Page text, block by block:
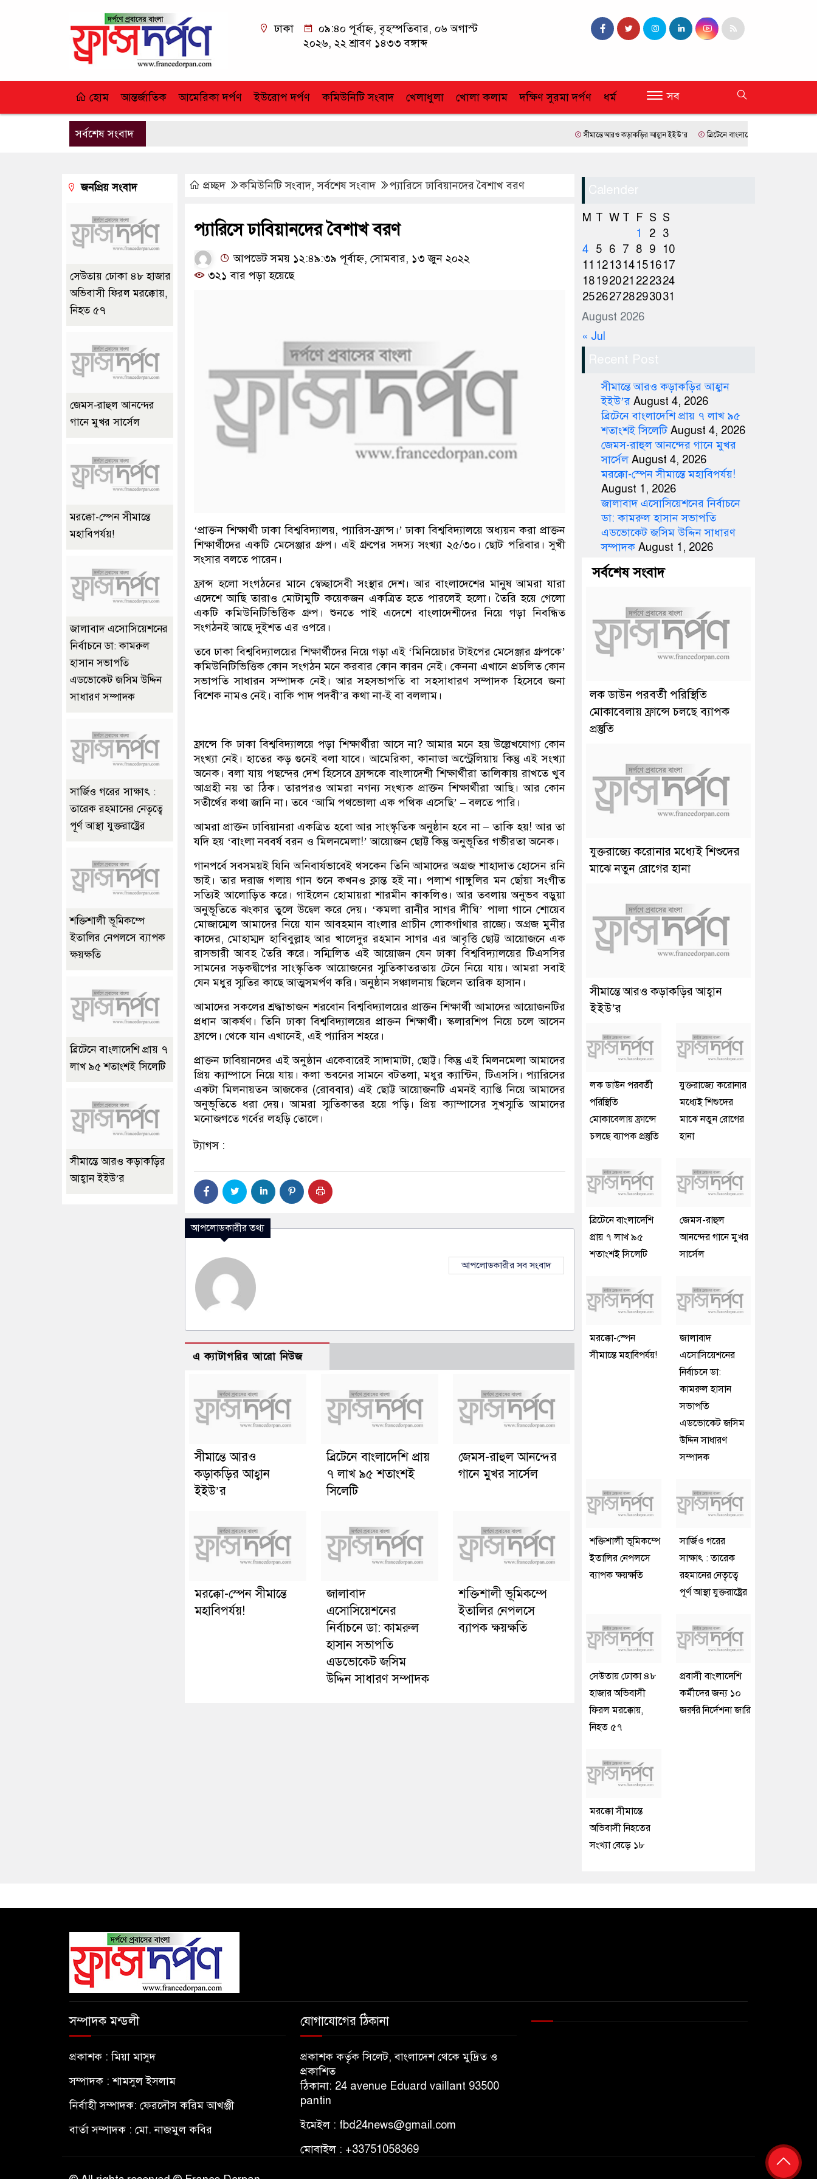
ঢাকা
০৯:৪০ পূর্বাহ্ন, বৃহস্পতিবার, ০৬ অগাস্ট
২০২৬, ২২ শ্রাবণ ১৪৩৩ বঙ্গাব্দ
হোম আন্তর্জাতিক আমেরিকা দর্পণ ইউরোপ দর্পণ কমিউনিটি সংবাদ খেলাধুলা খোলা কলাম দক্ষিণ সুরমা দর্পণ ধর্ম সব
সর্বশেষ সংবাদ সীমান্তে আরও কড়াকড়ির আহ্বান ইইউ’র ব্রিটেনে বাংলাদেশি প্রায় ৭ লাখ ৯৫ শতাংশই
প্রচ্ছদ কমিউনিটি সংবাদ,সর্বশেষ সংবাদ প্যারিসে ঢাবিয়ানদের বৈশাখ বরণ
প্যারিসে ঢাবিয়ানদের বৈশাখ বরণ
আপডেট সময় ১২:৪৯:৩৯ পূর্বাহ্ন, সোমবার, ১৩ জুন ২০২২
৩২১ বার পড়া হয়েছে
‘প্রাক্তন শিক্ষার্থী ঢাকা বিশ্ববিদ্যালয়, প্যারিস-ফ্রান্স।’ ঢাকা বিশ্ববিদ্যালয়ে অধ্যয়ন করা প্রাক্তন
শিক্ষার্থীদের একটি মেসেঞ্জার গ্রুপ। এই গ্রুপের সদস্য সংখ্যা ২৫/৩০। ছোট পরিবার। সুখী
সংসার বলতে পারেন।
ফ্রান্স হলো সংগঠনের মানে স্বেচ্ছাসেবী সংস্থার দেশ। আর বাংলাদেশের মানুষ আমরা যারা
এদেশে আছি তারাও মোটামুটি কয়েকজন একত্রিত হতে পারলেই হলো। তৈরি হয়ে গেলো
একটি কমিউনিটিভিত্তিক গ্রুপ। শুনতে পাই এদেশে বাংলাদেশীদের নিয়ে গড়া নিবন্ধিত
সংগঠনই আছে দুইশত এর ওপরে।
তবে ঢাকা বিশ্ববিদ্যালয়ের শিক্ষার্থীদের নিয়ে গড়া এই ‘মিনিয়েচার টাইপের মেসেঞ্জার গ্রুপকে’
কমিউনিটিভিত্তিক কোন সংগঠন মনে করবার কোন কারন নেই। কেননা এখানে প্রচলিত কোন
সভাপতি সাধারন সম্পাদক নেই। আর সহসভাপতি বা সহসাধারণ সম্পাদক হিসেবে জনা
বিশেক নামও নেই। বাকি পাদ পদবী’র কথা না-ই বা বললাম।
ফ্রান্সে কি ঢাকা বিশ্ববিদ্যালয়ে পড়া শিক্ষার্থীরা আসে না? আমার মনে হয় উল্লেখযোগ্য কোন
সংখ্যা নেই। হাতের কড় গুনেই বলা যাবে। আমেরিকা, কানাডা অস্ট্রেলিয়ায় কিন্তু এই সংখ্যা
অনেক। বলা যায় পছন্দের দেশ হিসেবে ফ্রান্সকে বাংলাদেশী শিক্ষার্থীরা তালিকায় রাখতে খুব
আগ্রহী নয় তা ঠিক। তারপরও আমরা নগন্য সংখ্যক প্রাক্তন শিক্ষার্থীরা আছি। আর কোন
সতীর্থের কথা জানি না। তবে ‘আমি পথভোলা এক পথিক এসেছি’ – বলতে পারি।
আমরা প্রাক্তন ঢাবিয়ানরা একত্রিত হবো আর সাংস্কৃতিক অনুষ্ঠান হবে না – তাকি হয়! আর তা
যদি হয় ‘বাংলা নববর্ষ বরন ও মিলনমেলা!’ আয়োজন ছোট্ট কিন্তু অনুভূতির গভীরতা অনেক।
গানপর্বে সবসময়ই যিনি অনিবার্যভাবেই থসকেন তিনি আমাদের অগ্রজ শাহাদাত হোসেন রনি
ভাই। তার দরাজ গলায় গান শুনে কখনও ক্লান্ত হই না। পলাশ গাঙ্গুলির মন ছোঁয়া সংগীত
সত্যিই আলোড়িত করে। গাইলেন হোমায়রা শারমীন কাকলিও। আর তবলায় অনুভব বড়ুয়া
অনুভূতিতে ঝংকার তুলে উদ্বেল করে দেয়। ‘কমলা রানীর সাগর দীঘি’ পালা গানে শোয়েব
মোজাম্মেল আমাদের নিয়ে যান আবহমান বাংলার প্রাচীন লোকগাঁথার রাজ্যে। অগ্রজ মুনীর
কাদের, মোহাম্মদ হাবিবুল্লাহ আর খালেদুর রহমান সাগর এর আবৃত্তি ছোট্ট আয়োজনে এক
রাসভারী আবহ তৈরি করে। সম্মিলিত এই আয়োজন যেন ঢাকা বিশ্ববিদ্যালয়ের টিএসসির
সামনের সড়কদ্বীপের সাংস্কৃতিক আয়োজনের স্মৃতিকাতরতায় টেনে নিয়ে যায়। আমরা সবাই
যেন মধুর স্মৃতির কাছে আত্মসমর্পণ করি। অনুষ্ঠান সঞ্চালনায় ছিলেন তারিক হাসান।
আমাদের সকলের শ্রদ্ধাভাজন শরবোন বিশ্ববিদ্যালয়ের প্রাক্তন শিক্ষার্থী আমাদের আয়োজনটির
প্রধান আকর্ষণ। তিনি ঢাকা বিশ্ববিদ্যালয়ের প্রাক্তন শিক্ষার্থী। স্কলারশিপ নিয়ে চলে আসেন
ফ্রান্সে। থেকে যান এখানেই, এই প্যারিস শহরে।
প্রাক্তন ঢাবিয়ানদের এই অনুষ্ঠান একেবারেই সাদামাটা, ছোট্ট। কিন্তু এই মিলনমেলা আমাদের
প্রিয় ক্যাম্পাসে নিয়ে যায়। কলা ভবনের সামনে বটতলা, মধুর ক্যান্টিন, টিএসসি। প্যারিসের
একটা মিলনায়তন আজকের (রোববার) এই ছোট্ট আয়োজনটি এমনই ব্যাপ্তি নিয়ে আমাদের
অনুভূতিতে ধরা দেয়। আমরা স্মৃতিকাতর হয়ে পড়ি। প্রিয় ক্যাম্পাসের সুখস্মৃতি আমাদের
মনোজগতে গর্বের লহড়ি তোলে।
ট্যাগস :
আপলোডকারীর তথ্য
আপলোডকারীর সব সংবাদ
এ ক্যাটাগরির আরো নিউজ
সীমান্তে আরও
কড়াকড়ির আহ্বান
ইইউ’র
ব্রিটেনে বাংলাদেশি প্রায়
৭ লাখ ৯৫ শতাংশই
সিলেটি
জেমস-রাহুল আনন্দের
গানে মুখর সার্সেল
মরক্কো-স্পেন সীমান্তে
মহাবিপর্যয়!
জালাবাদ
এসোসিয়েশনের
নির্বাচনে ডা: কামরুল
হাসান সভাপতি
এডভোকেট জসিম
উদ্দিন সাধারণ সম্পাদক
শক্তিশালী ভূমিকম্পে
ইতালির নেপলসে
ব্যাপক ক্ষয়ক্ষতি
জনপ্রিয় সংবাদ
সেউতায় ঢোকা ৪৮ হাজার
অভিবাসী ফিরল মরক্কোয়,
নিহত ৫৭
জেমস-রাহুল আনন্দের
গানে মুখর সার্সেল
মরক্কো-স্পেন সীমান্তে
মহাবিপর্যয়!
জালাবাদ এসোসিয়েশনের
নির্বাচনে ডা: কামরুল
হাসান সভাপতি
এডভোকেট জসিম উদ্দিন
সাধারণ সম্পাদক
সার্জিও গরের সাক্ষাৎ :
তারেক রহমানের নেতৃত্বে
পূর্ণ আস্থা যুক্তরাষ্ট্রের
শক্তিশালী ভূমিকম্পে
ইতালির নেপলসে ব্যাপক
ক্ষয়ক্ষতি
ব্রিটেনে বাংলাদেশি প্রায় ৭
লাখ ৯৫ শতাংশই সিলেটি
সীমান্তে আরও কড়াকড়ির
আহ্বান ইইউ’র
Calender
August 2026
M T W T F S S
1
2 3
4 5 6 7 8 9
10
11 121314151617
18192021 222324
25262728293031
« Jul
Recent Post
সীমান্তে আরও কড়াকড়ির আহ্বান
ইইউ’র August 4, 2026
ব্রিটেনে বাংলাদেশি প্রায় ৭ লাখ ৯৫
শতাংশই সিলেটি August 4, 2026
জেমস-রাহুল আনন্দের গানে মুখর
সার্সেল August 4, 2026
মরক্কো-স্পেন সীমান্তে মহাবিপর্যয়!
August 1, 2026
জালাবাদ এসোসিয়েশনের নির্বাচনে
ডা: কামরুল হাসান সভাপতি
এডভোকেট জসিম উদ্দিন সাধারণ
সম্পাদক August 1, 2026
সর্বশেষ সংবাদ
লক ডাউন পরবর্তী পরিস্থিতি
মোকাবেলায় ফ্রান্সে চলছে ব্যাপক
প্রস্তুতি
যুক্তরাজ্যে করোনার মধ্যেই শিশুদের
মাঝে নতুন রোগের হানা
সীমান্তে আরও কড়াকড়ির আহ্বান
ইইউ’র
লক ডাউন পরবর্তী
পরিস্থিতি
মোকাবেলায় ফ্রান্সে
চলছে ব্যাপক প্রস্তুতি
যুক্তরাজ্যে করোনার
মধ্যেই শিশুদের
মাঝে নতুন রোগের
হানা
ব্রিটেনে বাংলাদেশি
প্রায় ৭ লাখ ৯৫
শতাংশই সিলেটি
জেমস-রাহুল
আনন্দের গানে মুখর
সার্সেল
মরক্কো-স্পেন
সীমান্তে মহাবিপর্যয়!
জালাবাদ
এসোসিয়েশনের
নির্বাচনে ডা:
কামরুল হাসান
সভাপতি
এডভোকেট জসিম
উদ্দিন সাধারণ
সম্পাদক
শক্তিশালী ভূমিকম্পে
ইতালির নেপলসে
ব্যাপক ক্ষয়ক্ষতি
সার্জিও গরের
সাক্ষাৎ : তারেক
রহমানের নেতৃত্বে
পূর্ণ আস্থা যুক্তরাষ্ট্রের
সেউতায় ঢোকা ৪৮
হাজার অভিবাসী
ফিরল মরক্কোয়,
নিহত ৫৭
প্রবাসী বাংলাদেশি
কর্মীদের জন্য ১০
জরুরি নির্দেশনা জারি
মরক্কো সীমান্তে
অভিবাসী নিহতের
সংখ্যা বেড়ে ১৮
সম্পাদক মন্ডলী
প্রকাশক : মিয়া মাসুদ
সম্পাদক : শামসুল ইসলাম
নির্বাহী সম্পাদক: ফেরদৌস করিম আখঞ্জী
বার্তা সম্পাদক : মো. নাজমুল কবির
যোগাযোগের ঠিকানা
প্রকাশক কর্তৃক সিলেট, বাংলাদেশ থেকে মুদ্রিত ও
প্রকাশিত
ঠিকানা: 24 avenue Eduard vaillant 93500
pantin
ইমেইল : fbd24news@gmail.com
মোবাইল : +33751058369